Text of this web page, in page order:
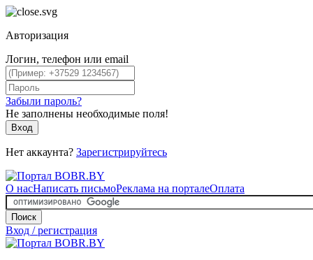
Авторизация
Логин, телефон или email
Забыли пароль?
Не заполнены необходимые поля!
Вход
Нет аккаунта? Зарегистрируйтесь
О насНаписать письмоРеклама на порталеОплата
Поиск
Вход / регистрация